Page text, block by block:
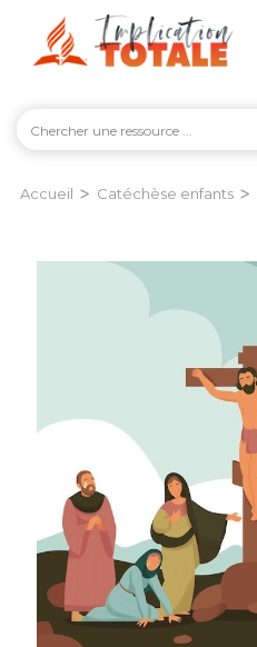
Accueil > Catéchèse enfants >